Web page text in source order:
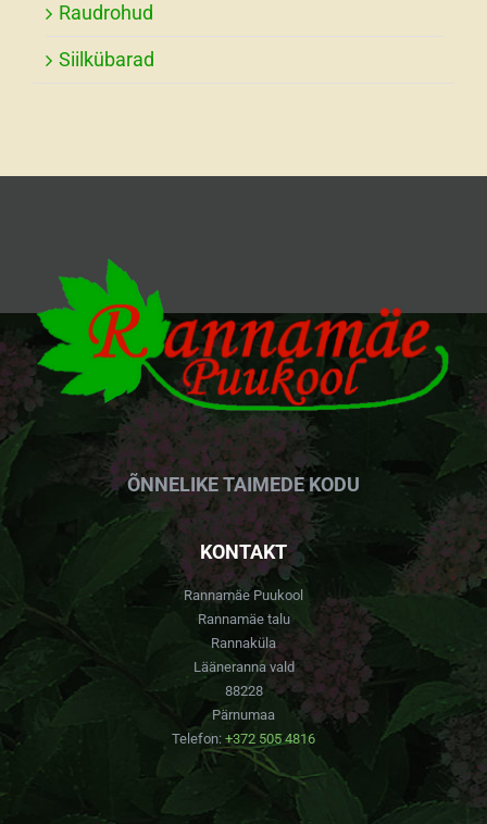
Raudrohud
Siilkübarad
ÕNNELIKE TAIMEDE KODU
KONTAKT
Rannamäe Puukool
Rannamäe talu
Rannaküla
Lääneranna vald
88228
Pärnumaa
Telefon: +372 505 4816